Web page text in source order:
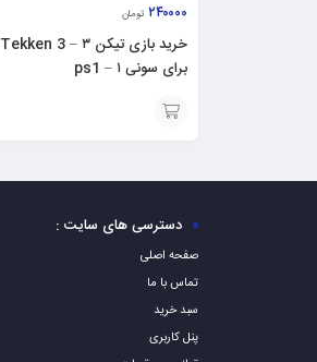
۲۴۰۰۰۰ تومان
خرید بازی تیکن ۳ – Tekken 3
برای سونی ۱ – ps1
به
دسترسی های سایت :
صفحه اصلی
تماس با ما
سبد خرید
پنل کاربری